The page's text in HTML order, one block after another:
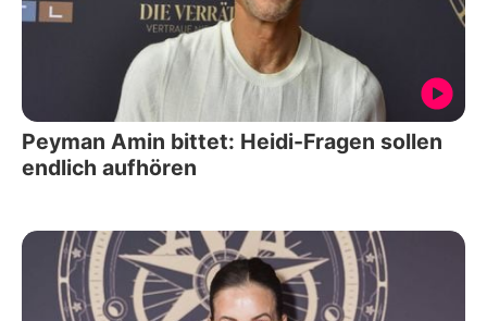
Peyman Amin bittet: Heidi-Fragen sollen
endlich aufhören